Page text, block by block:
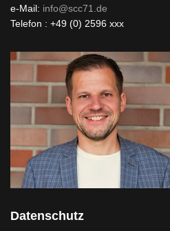
e-Mail: info@scc71.de
Telefon : +49 (0) 2596 xxx
Datenschutz